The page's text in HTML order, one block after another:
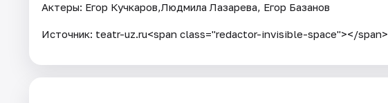
Актеры: Егор Кучкаров,Людмила Лазарева, Егор Базанов
Источник: teatr-uz.ru<span class="redactor-invisible-space"></span>